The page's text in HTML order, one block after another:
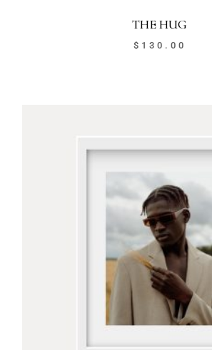
THE HUG
$ 130.00